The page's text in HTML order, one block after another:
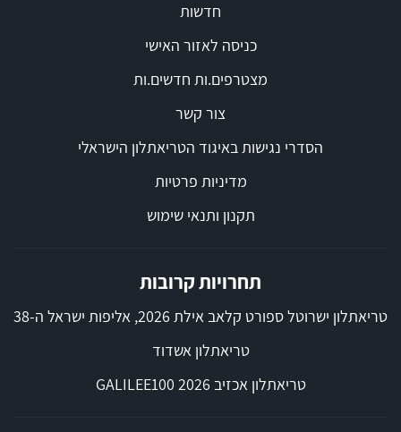
חדשות
כניסה לאזור האישי
מצטרפים.ות חדשים.ות
צור קשר
הסדרי נגישות באיגוד הטריאתלון הישראלי
מדיניות פרטיות
תקנון ותנאי שימוש
תחרויות קרובות
טריאתלון ישרוטל ספורט קלאב אילת 2026, אליפות ישראל ה-38
טריאתלון אשדוד
טריאתלון אכזיב 2026 GALILEE100